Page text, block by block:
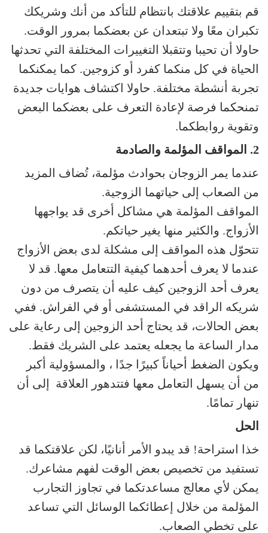
قم بتقييم علاقتك بانتظام للتأكد من أنك وشريكك
تكبران معًا ولا تبتعدان عن بعضكما بمرور الوقت.
حاولا أن تحيبا وتتقبلا التغييرات المختلفة التي تحدثها
الحياة في كل منكما كفرد أو كزوجين. كما يمكنكما
تجربة أنشطة مختلفة. حاولا اكتشاف هوايات جديدة
تمنحكما فرصة لإعادة التعرف على بعضكما البعض
وتقوية روابطكما.
2. المواقف المؤلمة والصادمة
عندما يمر الزوجان بحوادث مؤلمة، تُضاف المزيد
من الصعاب إلى حياتهما الزوجية.
المواقف المؤلمة هي مشاكل أخرى قد يواجهها
الأزواج. والكثير منها يغير حياتكم.
تتحوّل هذه المواقف إلى مشكلة لدى بعض الأزواج
عندما لا يعرف أحدهما كيفية التتعامل معها. قد لا
يعرف أحد الزوجين كيف عليه أن يتصرف من دون
شريكه الراقد في المستشفى أو في الفراش. ففي
بعض الحالات، قد يحتاج أحد الزوجين إلى رعاية على
مدار الساعة ما يجعله يعتمد على الشريك فقط.
ويكون الضغط أحياناً كبيرًا جدًا ، والمسؤولية أكبر
من أن يسهل التعامل معها فتتدهور العلاقة إلى أن
تنهار تمامًا.
الحل
خذا استراحة! قد يبدو الأمر أنانيًا، لكن علاقتكما قد
تستفيد من تخصيص بعض الوقت لفهم مشاعرك.
يمكن لأي معالج مساعدتكما في تجاوز التجارب
المؤلمة من خلال إعطائكما الوسائل التي تساعد
على تخطي الصعاب.